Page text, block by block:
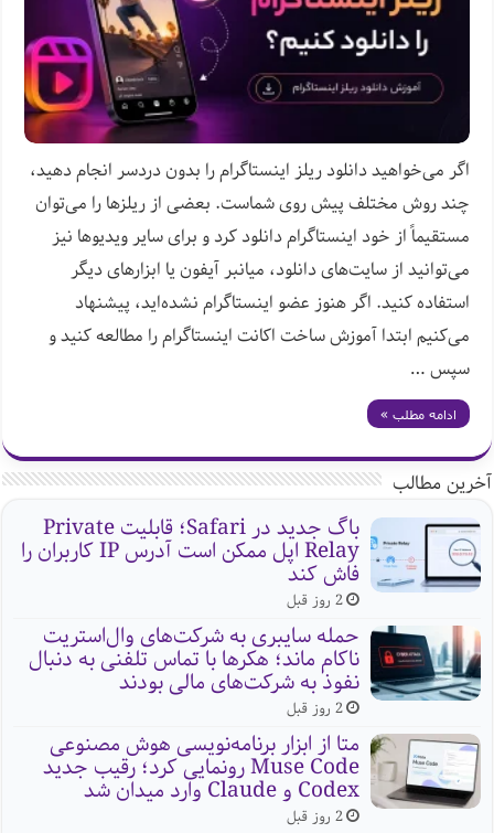
اگر می‌خواهید دانلود ریلز اینستاگرام را بدون دردسر انجام دهید،
چند روش مختلف پیش روی شماست. بعضی از ریلزها را می‌توان
مستقیماً از خود اینستاگرام دانلود کرد و برای سایر ویدیوها نیز
می‌توانید از سایت‌های دانلود، میانبر آیفون یا ابزارهای دیگر
استفاده کنید. اگر هنوز عضو اینستاگرام نشده‌اید، پیشنهاد
می‌کنیم ابتدا آموزش ساخت اکانت اینستاگرام را مطالعه کنید و
سپس …
ادامه مطلب »
آخرین مطالب
باگ جدید در Safari؛ قابلیت Private
Relay اپل ممکن است آدرس IP کاربران را
فاش کند
2 روز قبل
حمله سایبری به شرکت‌های وال‌استریت
ناکام ماند؛ هکرها با تماس تلفنی به دنبال
نفوذ به شرکت‌های مالی بودند
2 روز قبل
متا از ابزار برنامه‌نویسی هوش مصنوعی
Muse Code رونمایی کرد؛ رقیب جدید
Codex و Claude وارد میدان شد
2 روز قبل